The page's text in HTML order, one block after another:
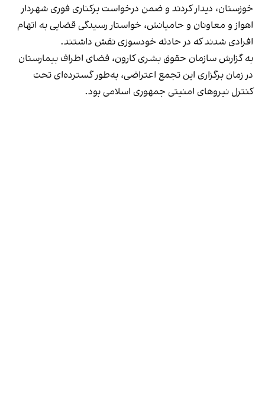
خوزستان، دیدار کردند و ضمن درخواست برکناری فوری شهردار
اهواز و معاونان و حامیانش، خواستار رسیدگی قضایی به اتهام
افرادی شدند که در حادثه خودسوزی نقش داشتند.
به‌ گزارش سازمان حقوق بشری کارون، فضای اطراف بیمارستان
در زمان برگزاری این تجمع اعتراضی، به‌طور گسترده‌ای تحت
کنترل نیروهای امنیتی جمهوری اسلامی بود.